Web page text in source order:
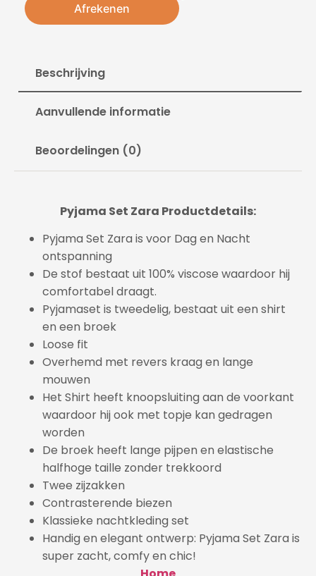
Afrekenen
Beschrijving
Aanvullende informatie
Beoordelingen (0)
Pyjama Set Zara Productdetails:
Pyjama Set Zara is voor Dag en Nacht
ontspanning
De stof bestaat uit 100% viscose waardoor hij
comfortabel draagt.
Pyjamaset is tweedelig, bestaat uit een shirt
en een broek
Loose fit
Overhemd met revers kraag en lange
mouwen
Het Shirt heeft knoopsluiting aan de voorkant
waardoor hij ook met topje kan gedragen
worden
De broek heeft lange pijpen en elastische
halfhoge taille zonder trekkoord
Twee zijzakken
Contrasterende biezen
Klassieke nachtkleding set
Handig en elegant ontwerp: Pyjama Set Zara is
super zacht, comfy en chic!